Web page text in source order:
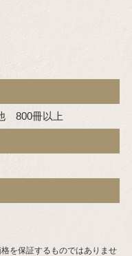
800冊以上
を保証するものではありませ